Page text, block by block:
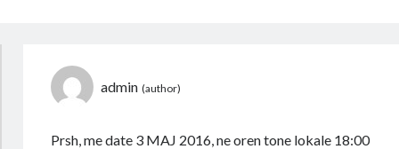
admin
Prsh, me date 3 MAJ 2016, ne oren tone lokale 18:00